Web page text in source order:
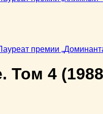
Том 4